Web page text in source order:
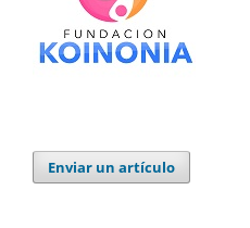
Enviar un artículo